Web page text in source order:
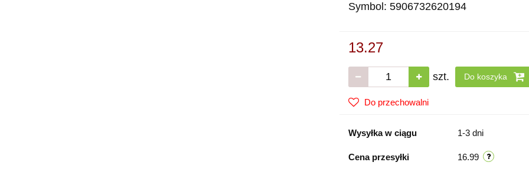
Symbol: 5906732620194
13.27
szt. Do koszyka
Do przechowalni
Wysyłka w ciągu 1-3 dni
Cena przesyłki 16.99